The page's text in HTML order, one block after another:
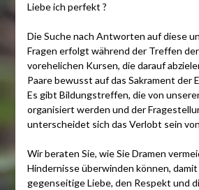
Liebe ich perfekt ?
Die Suche nach Antworten auf diese
Fragen erfolgt während der Treffen
vorehelichen Kursen, die darauf
Paare bewusst auf das Sakrament der
Es gibt Bildungstreffen, die von
organisiert werden und der
unterscheidet sich das Verlobt sein
Wir beraten Sie, wie Sie Dramen
Hindernisse überwinden können,
gegenseitige Liebe, den Respekt und